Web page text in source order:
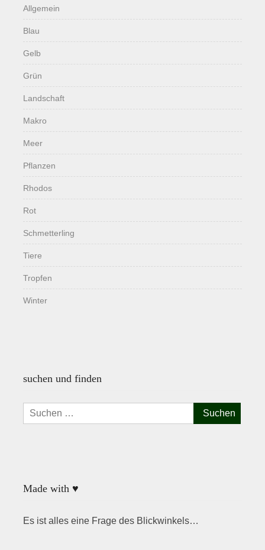
Allgemein
Blau
Gelb
Grün
Landschaft
Makro
Meer
Pflanzen
Rhodos
Rot
Schmetterling
Tiere
Tropfen
Winter
suchen und finden
Suchen
nach:
Made with ♥
Es ist alles eine Frage des Blickwinkels…